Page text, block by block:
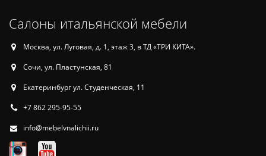
Салоны итальянской мебели
Москва, ул. Луговая, д. 1, этаж 3, в ТД «ТРИ КИТА».
Сочи, ул. Пластунская, 81
Екатеринбург ул. Студенческая, 11
+7 862 295-95-55
info@mebelvnalichii.ru